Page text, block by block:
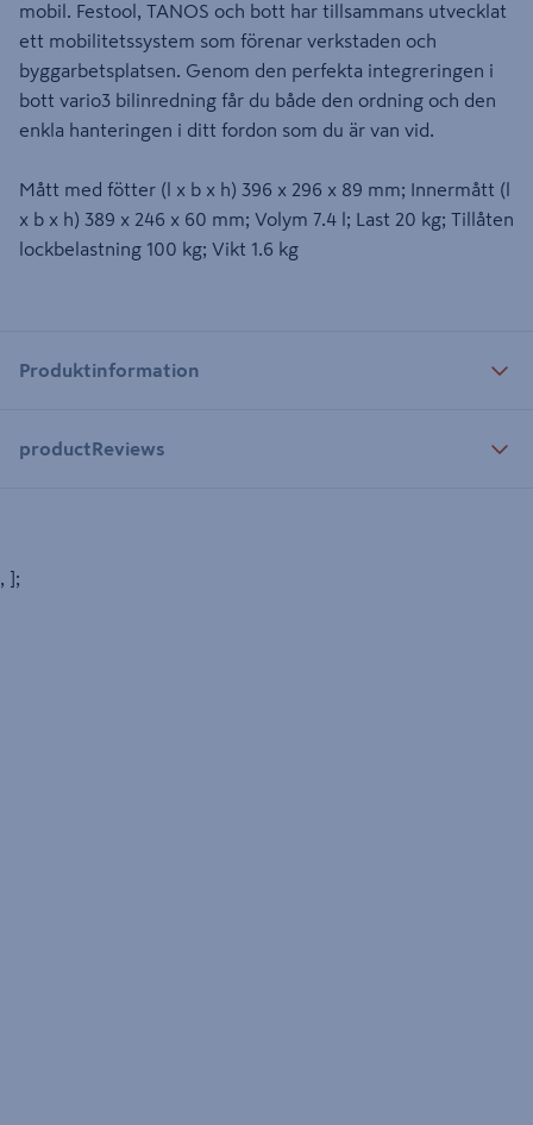
mobil. Festool, TANOS och bott har tillsammans utvecklat
ett mobilitetssystem som förenar verkstaden och
byggarbetsplatsen. Genom den perfekta integreringen i
bott vario3 bilinredning får du både den ordning och den
enkla hanteringen i ditt fordon som du är van vid.
Mått med fötter (l x b x h) 396 x 296 x 89 mm; Innermått (l
x b x h) 389 x 246 x 60 mm; Volym 7.4 l; Last 20 kg; Tillåten
lockbelastning 100 kg; Vikt 1.6 kg
Produktinformation
productReviews
, ];